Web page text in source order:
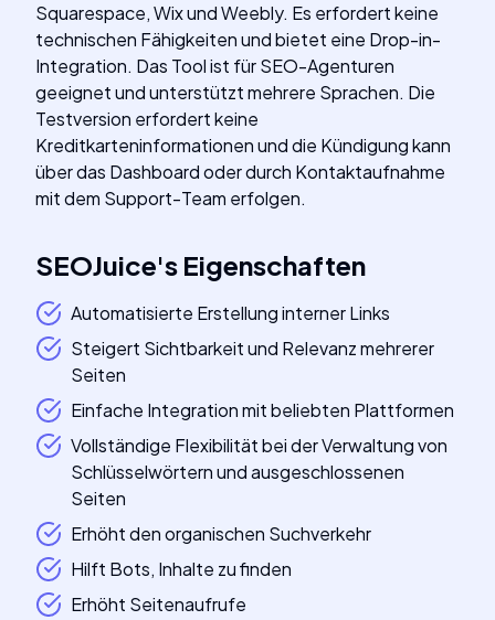
Squarespace, Wix und Weebly. Es erfordert keine
technischen Fähigkeiten und bietet eine Drop-in-
Integration. Das Tool ist für SEO-Agenturen
geeignet und unterstützt mehrere Sprachen. Die
Testversion erfordert keine
Kreditkarteninformationen und die Kündigung kann
über das Dashboard oder durch Kontaktaufnahme
mit dem Support-Team erfolgen.
SEOJuice's Eigenschaften
Automatisierte Erstellung interner Links
Steigert Sichtbarkeit und Relevanz mehrerer
Seiten
Einfache Integration mit beliebten Plattformen
Vollständige Flexibilität bei der Verwaltung von
Schlüsselwörtern und ausgeschlossenen
Seiten
Erhöht den organischen Suchverkehr
Hilft Bots, Inhalte zu finden
Erhöht Seitenaufrufe